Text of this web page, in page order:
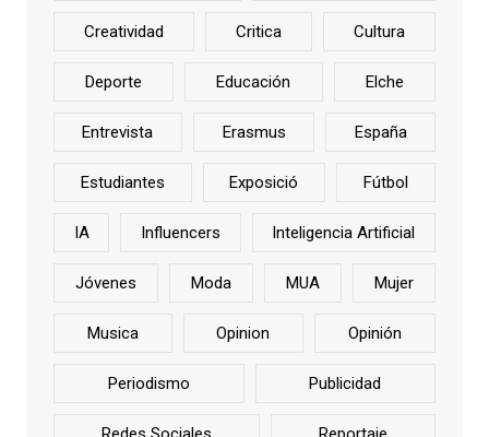
Creatividad Critica Cultura
Deporte Educación Elche
Entrevista Erasmus España
Estudiantes Exposició Fútbol
IA Influencers Inteligencia Artificial
Jóvenes Moda MUA Mujer
Musica Opinion Opinión
Periodismo Publicidad